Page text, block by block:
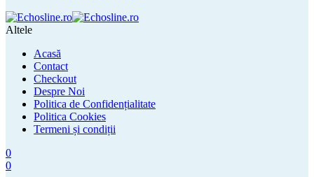
Altele
Acasă
Contact
Checkout
Despre Noi
Politica de Confidențialitate
Politica Cookies
Termeni și condiții
0
0